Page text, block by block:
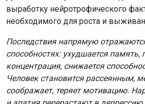
выработку нейротрофического
необходимого для роста и
Последствия напрямую
способностях: ухудшается память,
концентрация, снижается
Человек становится рассеянным,
соображает, теряет мотивацию.